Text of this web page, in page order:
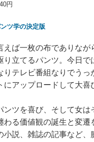
円
ツ学の決定版
ば一枚の布でありなが
り立てるパンツ。今日
りテレビ番組なりでう
にアップロードして大喜
ツを喜び、そして女は
わる価値観の誕生と変
小説、雑誌の記事など